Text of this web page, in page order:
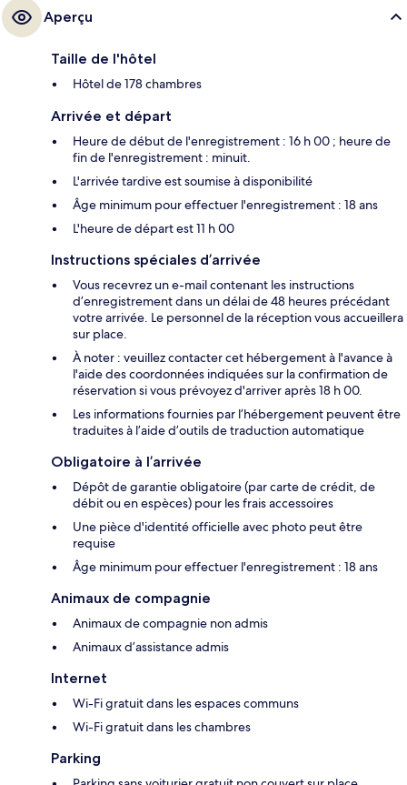
Aperçu
Taille de l'hôtel
Hôtel de 178 chambres
Arrivée et départ
Heure de début de l'enregistrement : 16 h 00 ; heure de
fin de l'enregistrement : minuit.
L'arrivée tardive est soumise à disponibilité
Âge minimum pour effectuer l'enregistrement : 18 ans
L'heure de départ est 11 h 00
Instructions spéciales d’arrivée
Vous recevrez un e-mail contenant les instructions
d’enregistrement dans un délai de 48 heures précédant
votre arrivée. Le personnel de la réception vous accueillera
sur place.
À noter : veuillez contacter cet hébergement à l'avance à
l'aide des coordonnées indiquées sur la confirmation de
réservation si vous prévoyez d'arriver après 18 h 00.
Les informations fournies par l’hébergement peuvent être
traduites à l’aide d’outils de traduction automatique
Obligatoire à l’arrivée
Dépôt de garantie obligatoire (par carte de crédit, de
débit ou en espèces) pour les frais accessoires
Une pièce d'identité officielle avec photo peut être
requise
Âge minimum pour effectuer l'enregistrement : 18 ans
Animaux de compagnie
Animaux de compagnie non admis
Animaux d’assistance admis
Internet
Wi-Fi gratuit dans les espaces communs
Wi-Fi gratuit dans les chambres
Parking